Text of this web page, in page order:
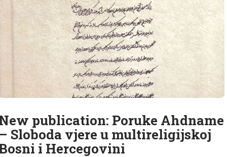
publication: Poruke Ahdname
Sloboda vjere u multireligijskoj
i Hercegovini